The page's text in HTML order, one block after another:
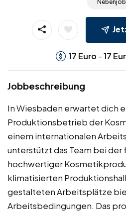
Nebenjob
17 Euro -17
Jobbeschreibung
In Wiesbaden erwartet dich
Produktionsbetrieb der
einem internationalen
unterstützt das Team bei der
hochwertiger
klimatisierten
gestalteten Arbeitsplätze
Arbeitsbedingungen. Das